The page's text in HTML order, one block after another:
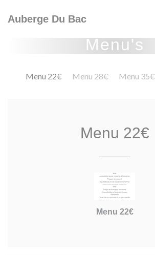
Auberge Du Bac
Menu's
Menu 22€ Menu 28€ Menu 35€
Menu 22€
Menu 22€